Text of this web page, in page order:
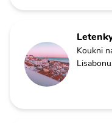
Koukni